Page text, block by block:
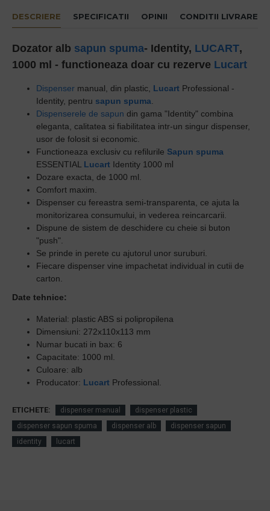
DESCRIERE SPECIFICATII OPINII CONDITII LIVRARE
Dozator alb sapun spuma- Identity, LUCART,
1000 ml - functioneaza doar cu rezerve Lucart
Dispenser manual, din plastic, Lucart Professional -
Identity, pentru sapun spuma
Dispenserele de sapun din gama "Identity" combina
eleganta, calitatea si fiabilitatea intr-un singur dispenser,
usor de folosit si economic.
Functioneaza exclusiv cu refilurile Sapun spuma
ESSENTIAL Lucart Identity 1000 m
Dozare exacta, de 1000 ml.
Comfort maxim.
Dispenser cu fereastra semi-transparenta, ce ajuta la
monitorizarea consumului, in vederea reincarcarii.
Dispune de sistem de deschidere cu cheie si buton
"push".
Se prinde in perete cu ajutorul unor suruburi.
Fiecare dispenser vine impachetat individual in cutii de
carton.
Date tehnice:
Material: plastic ABS si polipropilena
Dimensiuni: 272x110x113 mm
Numar bucati in bax: 6
Capacitate: 1000 ml.
Culoare: alb
Producator: Lucart Professional.
ETICHETE: dispenser manual
dispenser plastic
dispenser sapun spuma
dispenser alb
dispenser sapun
identity
lucart